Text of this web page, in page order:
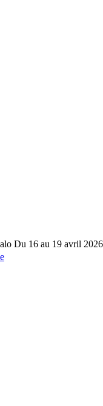
Du 16 au 19 avril